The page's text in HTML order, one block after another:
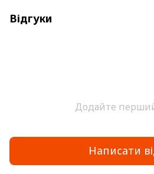
Відгуки
Додайте
Написати